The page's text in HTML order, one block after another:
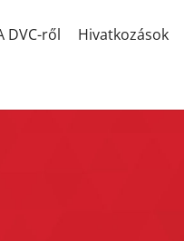
DVC-ről Hivatkozások